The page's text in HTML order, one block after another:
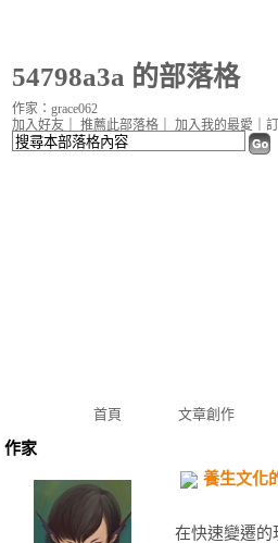
54798a3a 的部落格
首頁 文章創作
加入好友 推薦此部落格 加入我的最愛
作家：grace062
作家
養生文化
在快速變遷的